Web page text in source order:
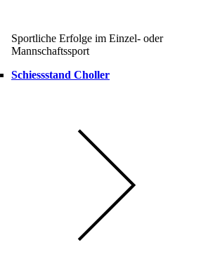
Sportliche Erfolge im Einzel- oder
Mannschaftssport
Schiessstand Choller